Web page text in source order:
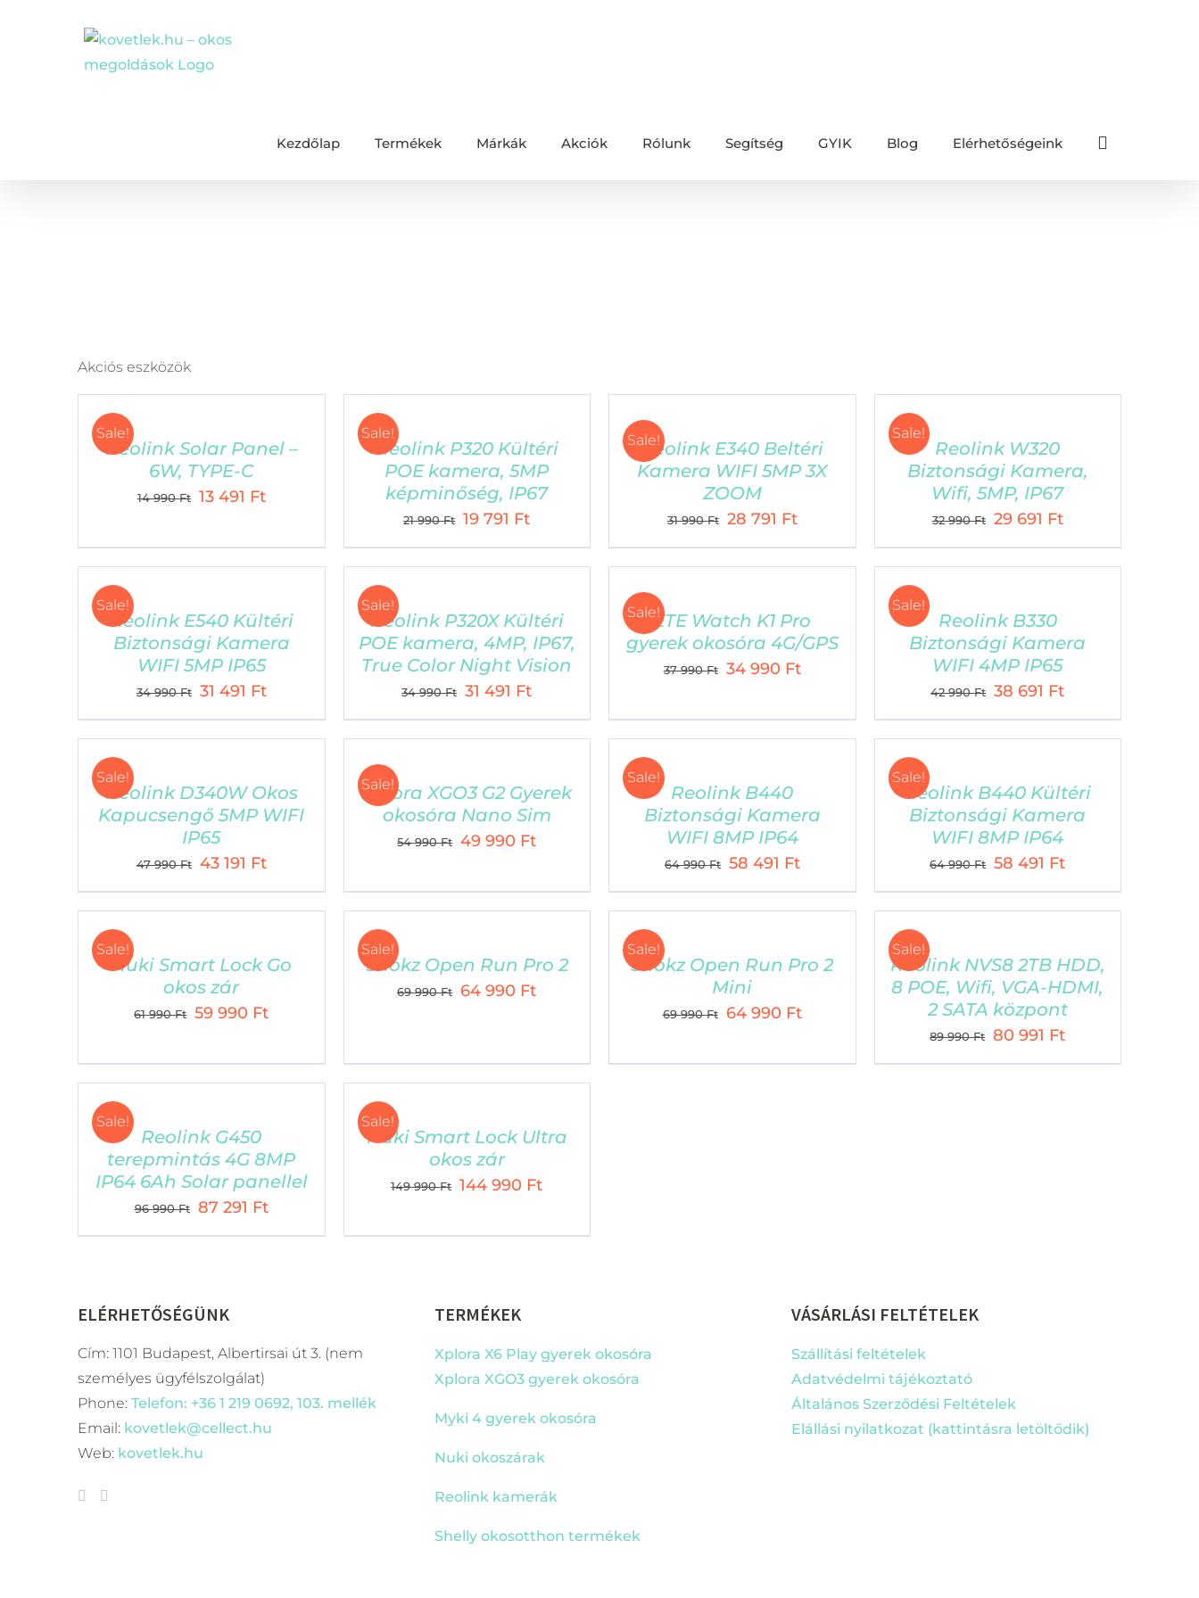
Kezdőlap Termékek Márkák Akciók Rólunk Segítség GYIK Blog Elérhetőségeink
Akciós eszközök
Sale!
Reolink Solar Panel –
6W, TYPE-C
14 990Ft Original
was:
14
13 491 FtCurrent
is:
13
Sale!
Reolink P320 Kültéri
POE kamera, 5MP
képminőség, IP67
21 990Ft Original
was:
990 Ft.
19 791 FtCurrent
is:
791 Ft.
Sale!
Reolink E340 Beltéri
Kamera WIFI 5MP 3X
ZOOM
31 990Ft Original
was:
990 Ft.
28 791 FtCurrent
is:
791 Ft.
Sale!
Reolink W320
Biztonsági Kamera,
Wifi, 5MP, IP67
32 990Ft Original
was:
990 Ft.
29 691 FtCurrent
is:
Sale!
Reolink E540 Kültéri
Biztonsági Kamera
WIFI 5MP IP65
34 990Ft Original
was:
990 Ft.
31 491 FtCurrent
is:
491 Ft.
Sale!
Reolink P320X Kültéri
POE kamera, 4MP, IP67,
True Color Night Vision
34 990Ft Original
was:
990 Ft.
31 491 FtCurrent
is:
491 Ft.
Sale!ZTE Watch K1 Pro
gyerek okosóra 4G/GPS
37 990Ft Original
was:
37
34 990 FtCurrent
is:
34
Sale!
Reolink B330
Biztonsági Kamera
WIFI 4MP IP65
42 990Ft Original
was:
990 Ft.
38 691 FtCurrent
is:
691 Ft.
Sale!
Reolink D340W Okos
Kapucsengő 5MP WIFI
IP65
47 990Ft Original
was:
990 Ft.
43 191 FtCurrent
is:
191 Ft.
Sale!
Xplora XGO3 G2 Gyerek
okosóra Nano Sim
54 990Ft Original
was:
54
49 990 FtCurrent
is:
49
Sale!
Reolink B440
Biztonsági Kamera
WIFI 8MP IP64
64 990Ft
Original
was:
990 Ft.
58 491 FtCurrent
is:
491 Ft.
Sale!
Reolink B440 Kültéri
Biztonsági Kamera
WIFI 8MP IP64
64 990Ft
Original
was:
990 Ft.
58 491 FtCurrent
is:
491 Ft.
Sale!
Nuki Smart Lock Go
okos zár
61 990Ft
Original
was:
61
59 990 FtCurrent
is:
59
Sale!
Shokz Open Run Pro 2
69 990Ft
Original
69
990 Ft.
64 990 FtCurrent
64
990 Ft.
Sale!
Shokz Open Run Pro 2
Mini
69 990Ft
Original
was:
64 990 FtCurrent
is:
Sale!
Reolink NVS8 2TB HDD,
8 POE, Wifi, VGA-HDMI,
2 SATA központ
89 990Ft
Original
80 991 FtCurrent
Sale!
Reolink G450
terepmintás 4G 8MP
IP64 6Ah Solar panellel
96 990Ft
Original
990 Ft.
87 291 FtCurrent
Sale!
Nuki Smart Lock Ultra
okos zár
149 990Ft Original
was:
144 990 FtCurrent
is:
ELÉRHETŐSÉGÜNK
Cím: 1101 Budapest, Albertirsai út 3. (nem
személyes ügyfélszolgálat)
Phone: Telefon: +36 1 219 0692, 103. mellék
Email: kovetlek@cellect.hu
Web: kovetlek.hu
TERMÉKEK
Xplora X6 Play gyerek okosóra
Xplora XGO3 gyerek okosóra
Myki 4 gyerek okosóra
Nuki okoszárak
Reolink kamerák
Shelly okosotthon termékek
VÁSÁRLÁSI FELTÉTELEK
Szállítási feltételek
Adatvédelmi tájékoztató
Általános Szerződési Feltételek
Elállási nyilatkozat (kattintásra letöltődik)